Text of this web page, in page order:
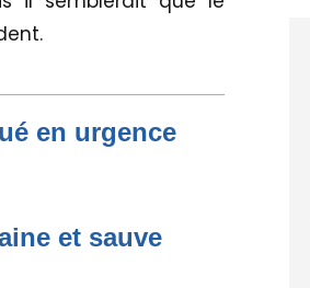
en urgence
et sauve